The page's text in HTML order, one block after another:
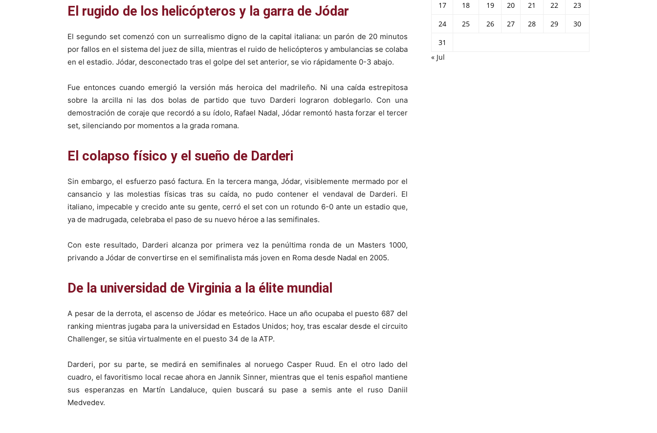
El rugido de los helicópteros y la garra de Jódar
El segundo set comenzó con un surrealismo digno de la capital italiana: un parón de 20 minutos
por fallos en el sistema del juez de silla, mientras el ruido de helicópteros y ambulancias se colaba
en el estadio. Jódar, desconectado tras el golpe del set anterior, se vio rápidamente 0-3 abajo.
Fue entonces cuando emergió la versión más heroica del madrileño. Ni una caída estrepitosa
sobre la arcilla ni las dos bolas de partido que tuvo Darderi lograron doblegarlo. Con una
demostración de coraje que recordó a su ídolo, Rafael Nadal, Jódar remontó hasta forzar el tercer
set, silenciando por momentos a la grada romana.
El colapso físico y el sueño de Darderi
Sin embargo, el esfuerzo pasó factura. En la tercera manga, Jódar, visiblemente mermado por el
cansancio y las molestias físicas tras su caída, no pudo contener el vendaval de Darderi. El
italiano, impecable y crecido ante su gente, cerró el set con un rotundo 6-0 ante un estadio que,
ya de madrugada, celebraba el paso de su nuevo héroe a las semifinales.
Con este resultado, Darderi alcanza por primera vez la penúltima ronda de un Masters 1000,
privando a Jódar de convertirse en el semifinalista más joven en Roma desde Nadal en 2005.
De la universidad de Virginia a la élite mundial
A pesar de la derrota, el ascenso de Jódar es meteórico. Hace un año ocupaba el puesto 687 del
ranking mientras jugaba para la universidad en Estados Unidos; hoy, tras escalar desde el circuito
Challenger, se sitúa virtualmente en el puesto 34 de la ATP.
Darderi, por su parte, se medirá en semifinales al noruego Casper Ruud. En el otro lado del
cuadro, el favoritismo local recae ahora en Jannik Sinner, mientras que el tenis español mantiene
sus esperanzas en Martín Landaluce, quien buscará su pase a semis ante el ruso Daniil
Medvedev.
17
18 19 20 21 22
23
24
25 26 27 28 29
30
31
« Jul